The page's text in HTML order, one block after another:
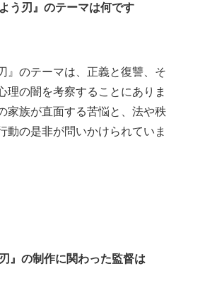
う刃』のテーマは何です
』のテーマは、正義と復讐、そ
理の闇を考察することにありま
家族が直面する苦悩と、法や秩
動の是非が問いかけられていま
』の制作に関わった監督は